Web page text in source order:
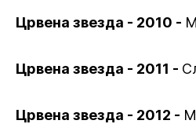
Црвена звезда - 2010 -
Црвена звезда - 2011 -
Црвена звезда - 2012 -